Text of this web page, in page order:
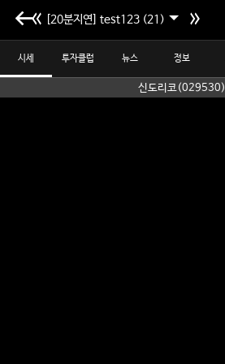
[20분지연] test123 (21)
시세 투자클럽 뉴스 정보
신도리코(029530)